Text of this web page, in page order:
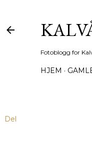
Fotoblogg for
HJEM
Del